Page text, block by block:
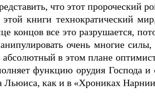
что этот пророческий
книги технократический
концов все это разрушается,
очень многие
в этом плане
функцию орудия Господа
Льюиса, как и в «Хрониках